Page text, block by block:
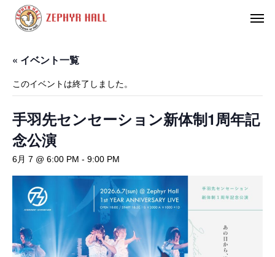
« イベント一覧
このイベントは終了しました。
手羽先センセーション新体制1周年記
念公演
6月 7 @ 6:00 PM - 9:00 PM